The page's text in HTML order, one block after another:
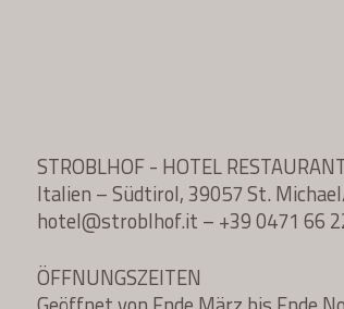
STROBLHOF - HOTEL
Italien – Südtirol, 39057 St.
hotel@stroblhof.it – +39 0471 66
ÖFFNUNGSZEITEN